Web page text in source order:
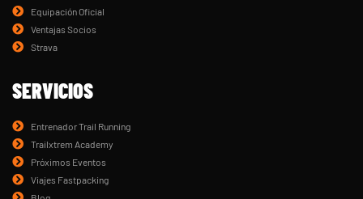
Equipación Oficial
Ventajas Socios
Strava
SERVICIOS
Entrenador Trail Running
Trailxtrem Academy
Próximos Eventos
Viajes Fastpacking